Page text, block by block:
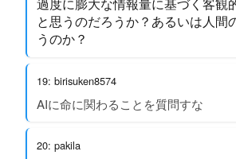
と思うのだろうか？あるいは人間
うのか？
19: birisuken8574
AIに命に関わることを質問すな
20: pakila